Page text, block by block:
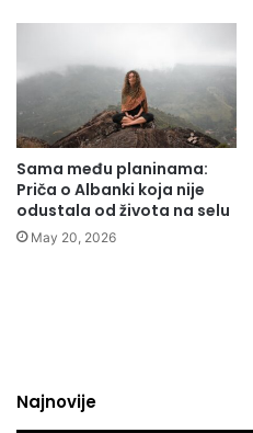
Sama među planinama:
Priča o Albanki koja nije
odustala od života na selu
May 20, 2026
Najnovije